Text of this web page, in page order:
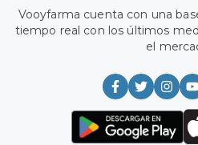
Vooyfarma cuenta con una
tiempo real con los últimos
el